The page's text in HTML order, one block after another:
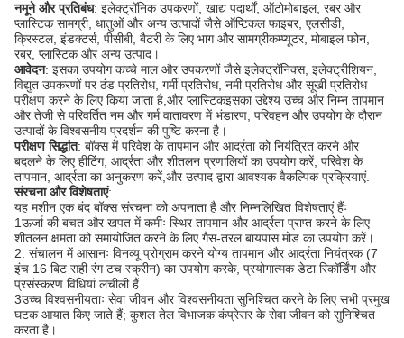
नमूने और प्रतिबंध: इलेक्ट्रॉनिक उपकरणों, खाद्य पदार्थों, ऑटोमोबाइल, रबर और
प्लास्टिक सामग्री, धातुओं और अन्य उत्पादों जैसे ऑप्टिकल फाइबर, एलसीडी,
क्रिस्टल, इंडक्टर्स, पीसीबी, बैटरी के लिए भाग और सामग्रीकम्प्यूटर, मोबाइल फोन,
रबर, प्लास्टिक और अन्य उत्पाद।
आवेदन: इसका उपयोग कच्चे माल और उपकरणों जैसे इलेक्ट्रॉनिक्स, इलेक्ट्रीशियन,
विद्युत उपकरणों पर ठंड प्रतिरोध, गर्मी प्रतिरोध, नमी प्रतिरोध और सूखी प्रतिरोध
परीक्षण करने के लिए किया जाता है,और प्लास्टिकइसका उद्देश्य उच्च और निम्न तापमान
और तेजी से परिवर्तित नम और गर्म वातावरण में भंडारण, परिवहन और उपयोग के दौरान
उत्पादों के विश्वसनीय प्रदर्शन की पुष्टि करना है।
परीक्षण सिद्धांत: बॉक्स में परिवेश के तापमान और आर्द्रता को नियंत्रित करने और
बदलने के लिए हीटिंग, आर्द्रता और शीतलन प्रणालियों का उपयोग करें, परिवेश के
तापमान, आर्द्रता का अनुकरण करें,और उत्पाद द्वारा आवश्यक वैकल्पिक प्रक्रियाएं.
संरचना और विशेषताएं:
यह मशीन एक बंद बॉक्स संरचना को अपनाता है और निम्नलिखित विशेषताएं हैंः
1ऊर्जा की बचत और खपत में कमीः स्थिर तापमान और आर्द्रता प्राप्त करने के लिए
शीतलन क्षमता को समायोजित करने के लिए गैस-तरल बायपास मोड का उपयोग करें।
2. संचालन में आसानः विनव्यू प्रोग्राम करने योग्य तापमान और आर्द्रता नियंत्रक (7
इंच 16 बिट सही रंग टच स्क्रीन) का उपयोग करके, प्रयोगात्मक डेटा रिकॉर्डिंग और
प्रसंस्करण विधियां लचीली हैं
3उच्च विश्वसनीयताः सेवा जीवन और विश्वसनीयता सुनिश्चित करने के लिए सभी प्रमुख
घटक आयात किए जाते हैं; कुशल तेल विभाजक कंप्रेसर के सेवा जीवन को सुनिश्चित
करता है।